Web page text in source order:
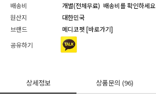
배송비 개별(전체무료) 배송비를 확인하세요
원산지
대한민국
브랜드
메디코펫 [바로가기]
공유하기
상세정보 상품문의(96)